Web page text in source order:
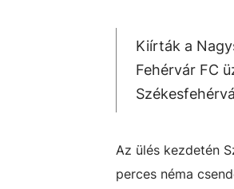
Kiírták a
Fehérvár FC
Az ülés kezdetén
perces néma